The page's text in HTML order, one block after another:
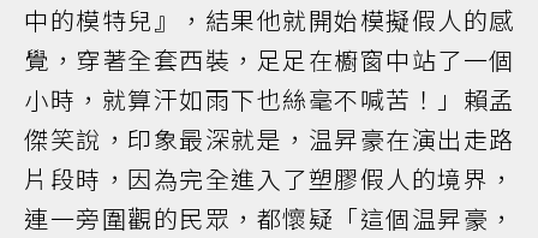
中的模特兒』，結果他就開始模擬假人的感
覺，穿著全套西裝，足足在櫥窗中站了一個
小時，就算汗如雨下也絲毫不喊苦！」賴孟
傑笑說，印象最深就是，温昇豪在演出走路
片段時，因為完全進入了塑膠假人的境界，
連一旁圍觀的民眾，都懷疑「這個温昇豪，